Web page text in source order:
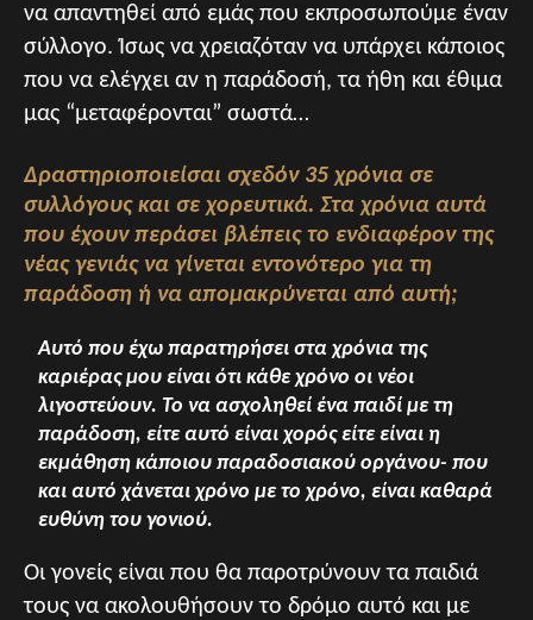
να απαντηθεί από εμάς που εκπροσωπούμε έναν
σύλλογο. Ίσως να χρειαζόταν να υπάρχει κάποιος
που να ελέγχει αν η παράδοσή, τα ήθη και έθιμα
μας “μεταφέρονται” σωστά…
Δραστηριοποιείσαι σχεδόν 35 χρόνια σε
συλλόγους και σε χορευτικά. Στα χρόνια αυτά
που έχουν περάσει βλέπεις το ενδιαφέρον της
νέας γενιάς να γίνεται εντονότερο για τη
παράδοση ή να απομακρύνεται από αυτή;
Αυτό που έχω παρατηρήσει στα χρόνια της
καριέρας μου είναι ότι κάθε χρόνο οι νέοι
λιγοστεύουν. Το να ασχοληθεί ένα παιδί με τη
παράδοση, είτε αυτό είναι χορός είτε είναι η
εκμάθηση κάποιου παραδοσιακού οργάνου- που
και αυτό χάνεται χρόνο με το χρόνο, είναι καθαρά
ευθύνη του γονιού.
Οι γονείς είναι που θα παροτρύνουν τα παιδιά
τους να ακολουθήσουν το δρόμο αυτό και με